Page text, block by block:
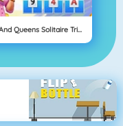
Kings And Queens Solitaire Tripeaks